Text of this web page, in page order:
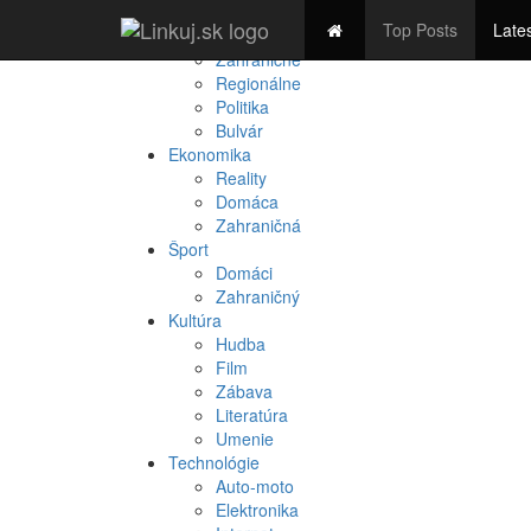
Top Posts
Domáce
Zahraničné
Regionálne
Politika
Bulvár
Ekonomika
Reality
Domáca
Zahraničná
Šport
Domáci
Zahraničný
Kultúra
Hudba
Film
Zábava
Literatúra
Umenie
Technológie
Auto-moto
Elektronika